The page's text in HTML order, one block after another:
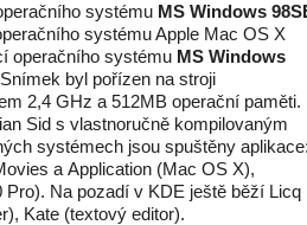
systému MS Windows
systému Apple Mac OS X
operačního systému MS Windows
byl pořízen na stroji
2,4 GHz a 512MB operační paměti.
Sid s vlastnoručně kompilovaným
systémech jsou spuštěny
a Application (Mac OS X),
Pro). Na pozadí v KDE ještě běží Licq
Kate (textový editor).